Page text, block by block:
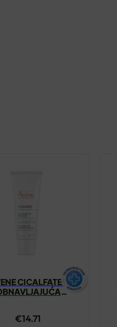
CICALFATE+
€14.71